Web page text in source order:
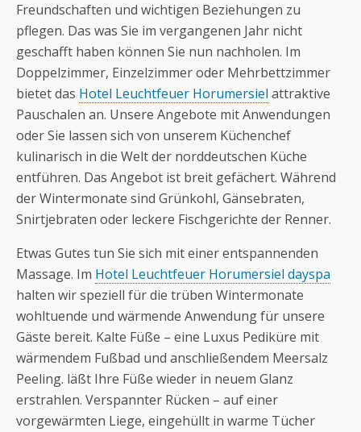
Freundschaften und wichtigen Beziehungen zu
pflegen. Das was Sie im vergangenen Jahr nicht
geschafft haben können Sie nun nachholen. Im
Doppelzimmer, Einzelzimmer oder Mehrbettzimmer
bietet das Hotel Leuchtfeuer Horumersiel attraktive
Pauschalen an. Unsere Angebote mit Anwendungen
oder Sie lassen sich von unserem Küchenchef
kulinarisch in die Welt der norddeutschen Küche
entführen. Das Angebot ist breit gefächert. Während
der Wintermonate sind Grünkohl, Gänsebraten,
Snirtjebraten oder leckere Fischgerichte der Renner.
Etwas Gutes tun Sie sich mit einer entspannenden
Massage. Im Hotel Leuchtfeuer Horumersiel dayspa
halten wir speziell für die trüben Wintermonate
wohltuende und wärmende Anwendung für unsere
Gäste bereit. Kalte Füße – eine Luxus Pediküre mit
wärmendem Fußbad und anschließendem Meersalz
Peeling. läßt Ihre Füße wieder in neuem Glanz
erstrahlen. Verspannter Rücken – auf einer
vorgewärmten Liege, eingehüllt in warme Tücher